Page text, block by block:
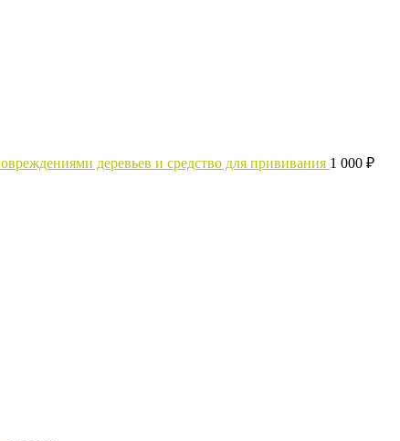
деревьев и средство для прививания 1 000 ₽